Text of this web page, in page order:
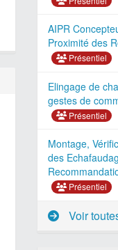
AIPR
Proximité des
Présentiel
Elingage de
gestes de
Présentiel
Montage,
des
Présentiel
Voir